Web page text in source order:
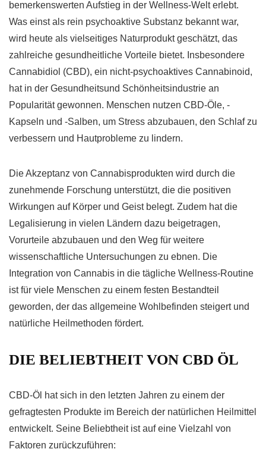
bemerkenswerten Aufstieg in der Wellness-Welt erlebt.
Was einst als rein psychoaktive Substanz bekannt war,
wird heute als vielseitiges Naturprodukt geschätzt, das
zahlreiche gesundheitliche Vorteile bietet. Insbesondere
Cannabidiol (CBD), ein nicht-psychoaktives Cannabinoid,
hat in der Gesundheitsund Schönheitsindustrie an
Popularität gewonnen. Menschen nutzen CBD-Öle, -
Kapseln und -Salben, um Stress abzubauen, den Schlaf zu
verbessern und Hautprobleme zu lindern.
Die Akzeptanz von Cannabisprodukten wird durch die
zunehmende Forschung unterstützt, die die positiven
Wirkungen auf Körper und Geist belegt. Zudem hat die
Legalisierung in vielen Ländern dazu beigetragen,
Vorurteile abzubauen und den Weg für weitere
wissenschaftliche Untersuchungen zu ebnen. Die
Integration von Cannabis in die tägliche Wellness-Routine
ist für viele Menschen zu einem festen Bestandteil
geworden, der das allgemeine Wohlbefinden steigert und
natürliche Heilmethoden fördert.
DIE BELIEBTHEIT VON CBD ÖL
CBD-Öl hat sich in den letzten Jahren zu einem der
gefragtesten Produkte im Bereich der natürlichen Heilmittel
entwickelt. Seine Beliebtheit ist auf eine Vielzahl von
Faktoren zurückzuführen: